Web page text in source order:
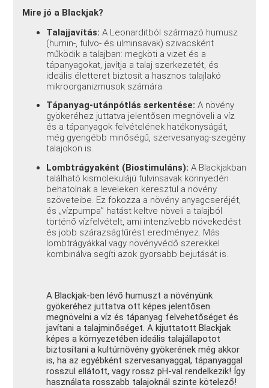
Mire jó a Blackjak?
Talajjavítás: A Leonarditból származó humusz
(humin-, fulvo- és ulminsavak) szivacsként
működik a talajban: megköti a vizet és a
tápanyagokat, javítja a talaj szerkezetét, és
ideális életteret biztosít a hasznos talajlakó
mikroorganizmusok számára.
Tápanyag-utánpótlás serkentése: A növény
gyökeréhez juttatva jelentősen megnöveli a víz
és a tápanyagok felvételének hatékonyságát,
még gyengébb minőségű, szervesanyag-szegény
talajokon is.
Lombtrágyaként (Biostimuláns): A Blackjakban
található kismolekulájú fulvinsavak könnyedén
behatolnak a leveleken keresztül a növény
szöveteibe. Ez fokozza a növény anyagcseréjét,
és „vízpumpa” hatást keltve növeli a talajból
történő vízfelvételt, ami intenzívebb növekedést
és jobb szárazságtűrést eredményez. Más
lombtrágyákkal vagy növényvédő szerekkel
kombinálva segíti azok gyorsabb bejutását is.
A Blackjak-ben lévő humuszt a növényünk
gyökeréhez juttatva ott képes jelentősen
megnövelni a víz és tápanyag felvehetőséget és
javítani a talajminőséget. A kijuttatott Blackjak
képes a környezetében ideális talajállapotot
biztosítani a kultúrnövény gyökerének még akkor
is, ha az egyébként szervesanyaggal, tápanyaggal
rosszul ellátott, vagy rossz pH-val rendelkezik! Így
használata rosszabb talajoknál szinte kötelező!